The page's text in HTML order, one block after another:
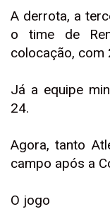
A derrota, a
o time de
colocação, com
Já a equipe
24.
Agora, tanto
campo após a
O jogo